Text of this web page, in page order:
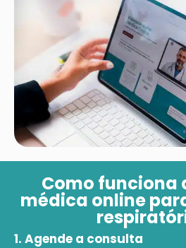
Como funciona
médica online
1. Agende a consulta